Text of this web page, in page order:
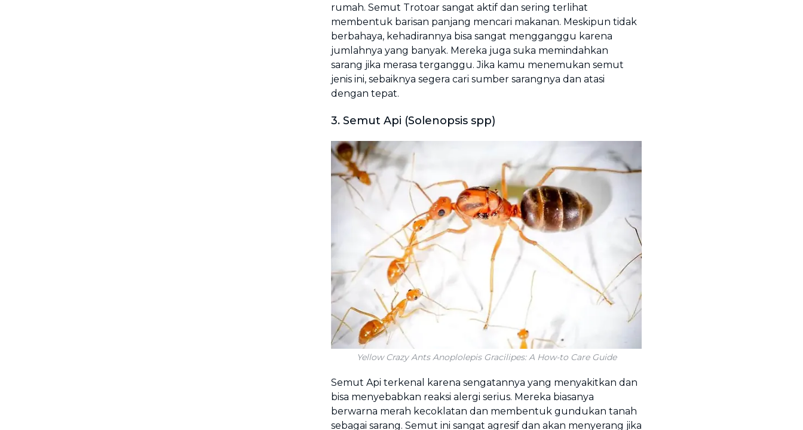
rumah. Semut Trotoar sangat aktif dan sering terlihat
membentuk barisan panjang mencari makanan. Meskipun tidak
berbahaya, kehadirannya bisa sangat mengganggu karena
jumlahnya yang banyak. Mereka juga suka memindahkan
sarang jika merasa terganggu. Jika kamu menemukan semut
jenis ini, sebaiknya segera cari sumber sarangnya dan atasi
dengan tepat.
3. Semut Api (Solenopsis spp)
Yellow Crazy Ants Anoplolepis Gracilipes: A How-to Care Guide
Semut Api terkenal karena sengatannya yang menyakitkan dan
bisa menyebabkan reaksi alergi serius. Mereka biasanya
berwarna merah kecoklatan dan membentuk gundukan tanah
sebagai sarang. Semut ini sangat agresif dan akan menyerang jika